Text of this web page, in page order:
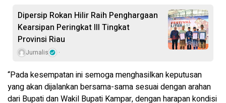
Dipersip Rokan Hilir Raih Penghargaan
Kearsipan Peringkat III Tingkat
Provinsi Riau
Jurnalis
“Pada kesempatan ini semoga menghasilkan keputusan
yang akan dijalankan bersama-sama sesuai dengan arahan
dari Bupati dan Wakil Bupati Kampar, dengan harapan kondisi